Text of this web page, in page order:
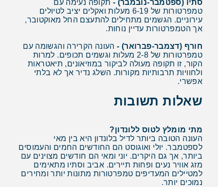
סתיו (ספטמבר-נובמבר) - תקופה נעימה עם
טמפרטורות של 6-19 מעלות ואקלים יציב לטיולים
עירוניים. הגשמים מתחילים להתעצם החל מאוקטובר,
אך הטמפרטורות עדיין נוחות.
חורף (דצמבר-פברואר) -העונה הקרירה והגשומה עם
טמפרטורות של 2-8 מעלות וגשמים תכופים. למרות
הקור, זו תקופה מעולה לביקור במוזיאונים, תיאטראות
ולחוויות תרבותיות מקורות. השלג נדיר אך לא בלתי
אפשרי.
שאלות תשובות
מתי מומלץ לטוס ללונדון?
העונה הטובה ביותר לדיל בלונדון היא בין מאי
לספטמבר. יולי ואוגוסט הם החודשים החמים והעמוסים
ביותר, אך גם היקרים. יוני ומאי הם חודשים מצוינים עם
מזג אוויר נעים ופחות תיירים. אביב וסתיו מתאימים
למטיילים המעדיפים טמפרטורות מתונות יותר ומחירים
נמוכים יותר.